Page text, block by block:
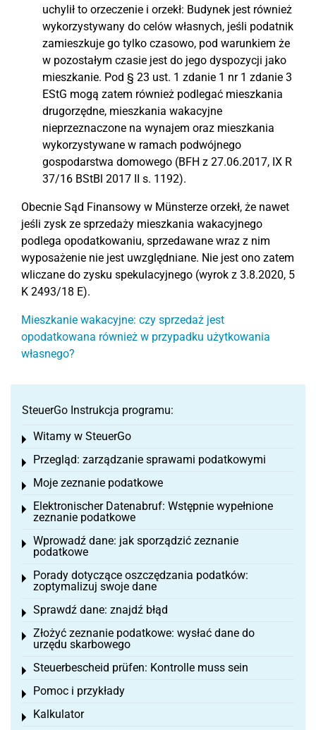
uchylił to orzeczenie i orzekł: Budynek jest również
wykorzystywany do celów własnych, jeśli podatnik
zamieszkuje go tylko czasowo, pod warunkiem że
w pozostałym czasie jest do jego dyspozycji jako
mieszkanie. Pod § 23 ust. 1 zdanie 1 nr 1 zdanie 3
EStG mogą zatem również podlegać mieszkania
drugorzędne, mieszkania wakacyjne
nieprzeznaczone na wynajem oraz mieszkania
wykorzystywane w ramach podwójnego
gospodarstwa domowego (BFH z 27.06.2017, IX R
37/16 BStBl 2017 II s. 1192).
Obecnie Sąd Finansowy w Münsterze orzekł, że nawet
jeśli zysk ze sprzedaży mieszkania wakacyjnego
podlega opodatkowaniu, sprzedawane wraz z nim
wyposażenie nie jest uwzględniane. Nie jest ono zatem
wliczane do zysku spekulacyjnego (wyrok z 3.8.2020, 5
K 2493/18 E).
Mieszkanie wakacyjne: czy sprzedaż jest
opodatkowana również w przypadku użytkowania
własnego?
SteuerGo Instrukcja programu:
Witamy w SteuerGo
Toggle menu
Przegląd: zarządzanie sprawami podatkowymi
Toggle menu
Moje zeznanie podatkowe
Toggle menu
Elektronischer Datenabruf: Wstępnie wypełnione
zeznanie podatkowe
Toggle menu
Wprowadź dane: jak sporządzić zeznanie
podatkowe
Toggle menu
Porady dotyczące oszczędzania podatków:
zoptymalizuj swoje dane
Toggle menu
Sprawdź dane: znajdź błąd
Toggle menu
Złożyć zeznanie podatkowe: wysłać dane do
urzędu skarbowego
Toggle menu
Steuerbescheid prüfen: Kontrolle muss sein
Toggle menu
Pomoc i przykłady
Toggle menu
Kalkulator
Toggle menu